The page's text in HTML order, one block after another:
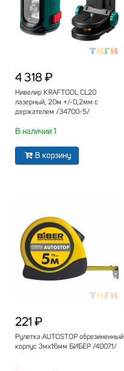
4 318 ₽
Нивелир KRAFTOOL СL20
лазерный, 20м +/-0,2мм с
держателем /34700-5/
В наличии 1
В корзину
221 ₽
Рулетка AUTOSTOP обрезиненный
корпус 3мх16мм БИБЕР /40071/